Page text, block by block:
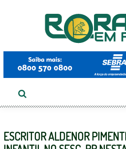
ESCRITOR ALDENOR